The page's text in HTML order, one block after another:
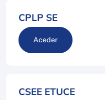
CPLP SE
Aceder
CSEE ETUCE